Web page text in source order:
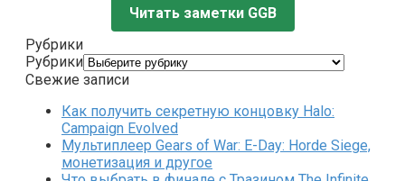
Читать заметки GGB
Рубрики
Рубрики
Свежие записи
Как получить секретную концовку Halo:
Campaign Evolved
Мультиплеер Gears of War: E-Day: Horde Siege,
монетизация и другое